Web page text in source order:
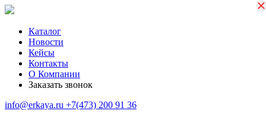
Каталог
Новости
Кейсы
Контакты
О Компании
Заказать звонок
info@erkaya.ru +7(473) 200 91 36
×
×